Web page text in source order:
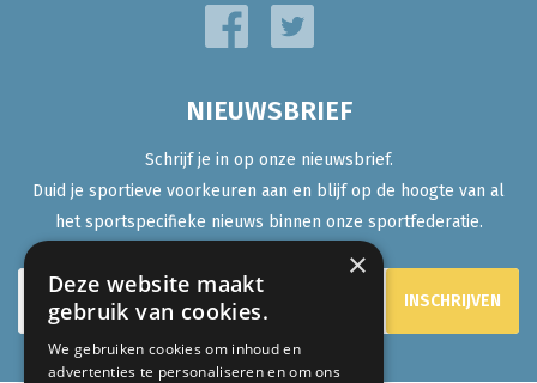
NIEUWSBRIEF
Schrijf je in op onze nieuwsbrief.
Duid je sportieve voorkeuren aan en blijf op de hoogte van al
het sportspecifieke nieuws binnen onze sportfederatie.
×
Deze website maakt
gebruik van cookies.
We gebruiken cookies om inhoud en
advertenties te personaliseren en om ons